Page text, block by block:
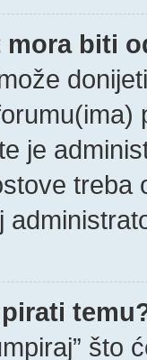
biti
je
treba
što